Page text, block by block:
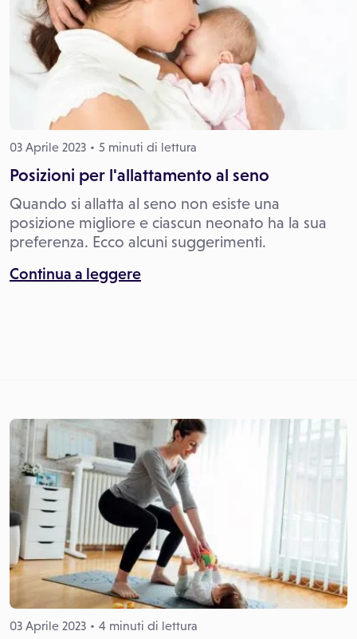
03 Aprile 2023 5 minuti di lettura
Posizioni per l'allattamento al seno
Quando si allatta al seno non esiste una
posizione migliore e ciascun neonato ha la sua
preferenza. Ecco alcuni suggerimenti.
Continua a leggere
03 Aprile 2023 4 minuti di lettura